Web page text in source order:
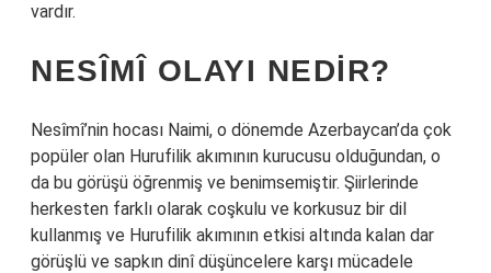
vardır.
NESÎMÎ OLAYI NEDIR?
Nesîmî’nin hocası Naimi, o dönemde Azerbaycan’da çok
popüler olan Hurufilik akımının kurucusu olduğundan, o
da bu görüşü öğrenmiş ve benimsemiştir. Şiirlerinde
herkesten farklı olarak coşkulu ve korkusuz bir dil
kullanmış ve Hurufilik akımının etkisi altında kalan dar
görüşlü ve sapkın dinî düşüncelere karşı mücadele